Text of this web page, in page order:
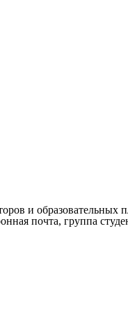
и
почта, группа